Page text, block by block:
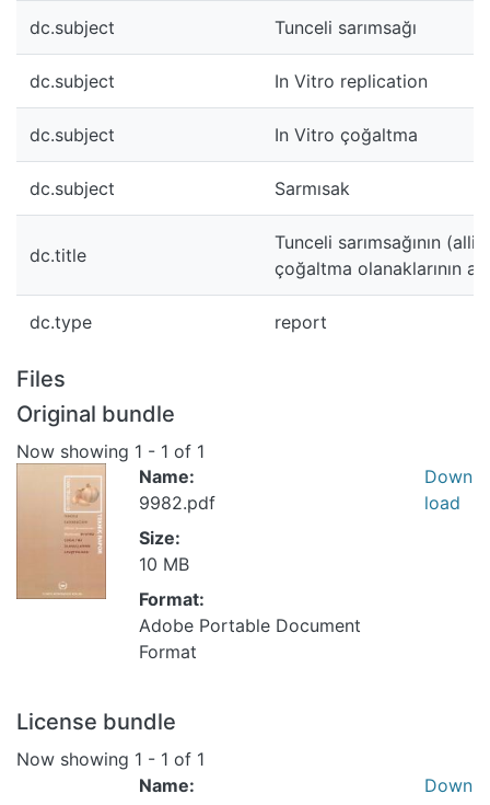
dc.subject Tunceli sarımsağı
dc.subject In Vitro replication
dc.subject In Vitro çoğaltma
dc.subject Sarmısak
dc.title
Tunceli sarımsağının
çoğaltma olanaklarının
dc.type report
Files
Original bundle
Now showing 1 - 1 of 1
Name:
9982.pdf
Size:
10 MB
Format:
Adobe Portable Document
Format
Down
load
License bundle
Now showing 1 - 1 of 1
Name:
Down